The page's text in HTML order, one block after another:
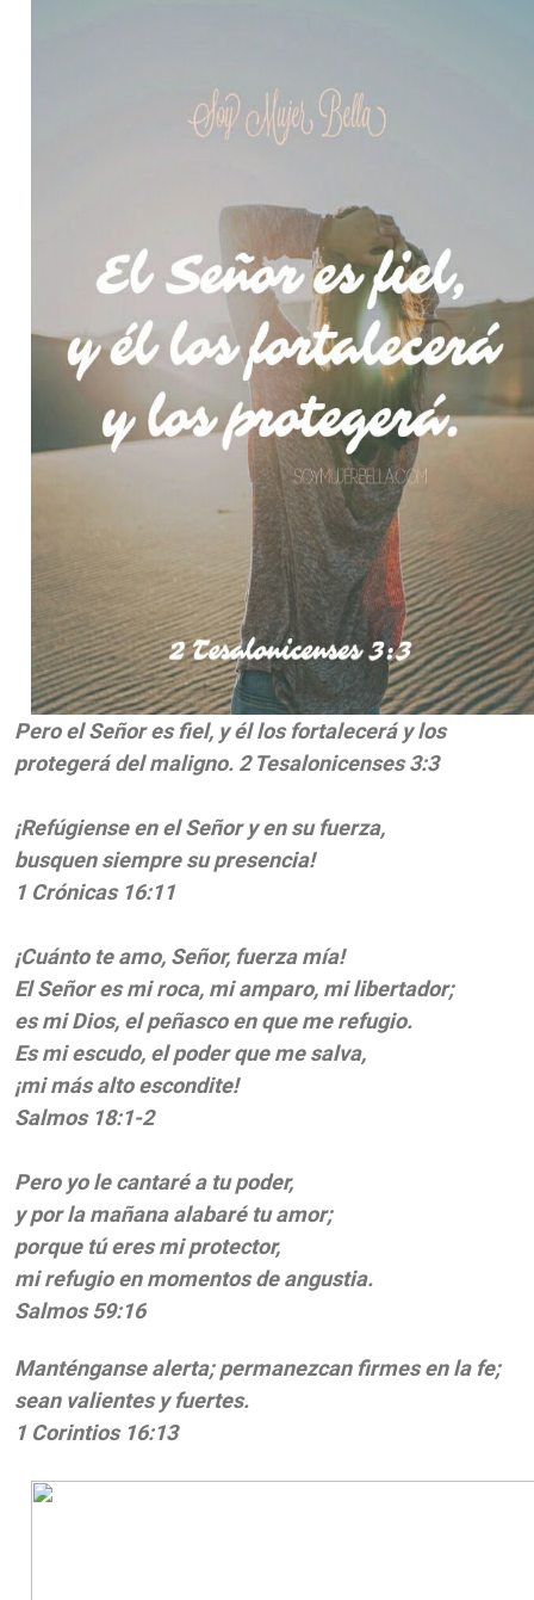
Pero el Señor es fiel, y él los fortalecerá y los
protegerá del maligno. 2 Tesalonicenses 3:3
¡Refúgiense en el Señor y en su fuerza,
busquen siempre su presencia!
1 Crónicas 16:11
¡Cuánto te amo, Señor, fuerza mía!
El Señor es mi roca, mi amparo, mi libertador;
es mi Dios, el peñasco en que me refugio.
Es mi escudo, el poder que me salva,
¡mi más alto escondite!
Salmos 18:1-2
Pero yo le cantaré a tu poder,
y por la mañana alabaré tu amor;
porque tú eres mi protector,
mi refugio en momentos de angustia.
Salmos 59:16
Manténganse alerta; permanezcan firmes en la fe;
sean valientes y fuertes.
1 Corintios 16:13